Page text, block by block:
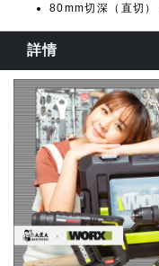
80mm切深（直切
詳情